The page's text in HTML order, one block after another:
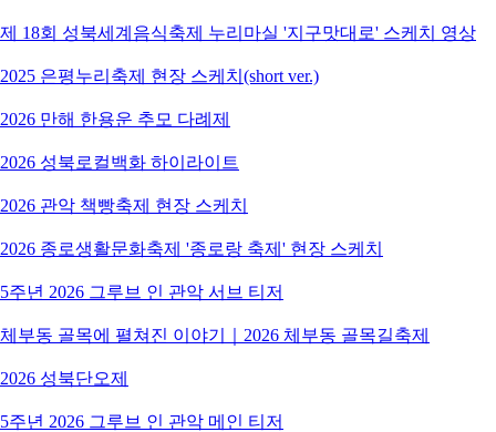
제 18회 성북세계음식축제 누리마실 '지구맛대로' 스케치 영상
2025 은평누리축제 현장 스케치(short ver.)
2026 만해 한용운 추모 다례제
2026 성북로컬백화 하이라이트
2026 관악 책빵축제 현장 스케치
2026 종로생활문화축제 '종로랑 축제' 현장 스케치
5주년 2026 그루브 인 관악 서브 티저
체부동 골목에 펼쳐진 이야기｜2026 체부동 골목길축제
2026 성북단오제
5주년 2026 그루브 인 관악 메인 티저